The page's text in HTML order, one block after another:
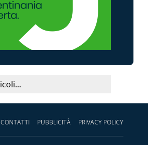
CONTATTI PUBBLICITÀ PRIVACY POLICY